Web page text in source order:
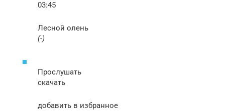
03:45
Лесной олень
(-)
Прослушать
скачать
добавить в избранное